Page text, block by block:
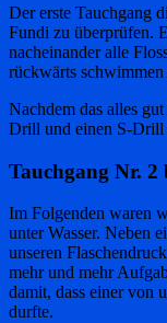
Der erste Tauchgang
Fundi zu überprüfen.
nacheinander alle
rückwärts
Nachdem das alles
Drill und einen S-Drill
Tauchgang Nr. 2
Im Folgenden waren
unter Wasser. Neben
unseren
mehr und mehr
damit, dass einer von
durfte.